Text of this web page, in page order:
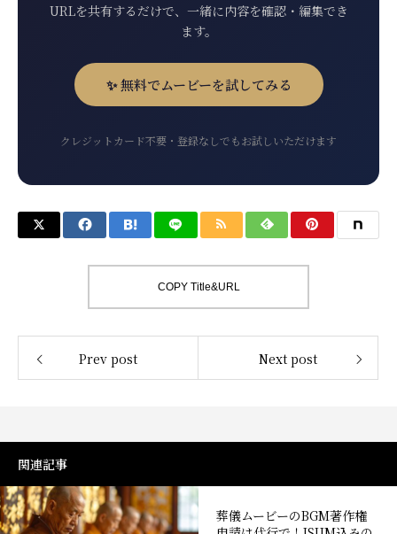
URLを共有するだけで、一緒に内容を確認・編集でき
ます。
✨ 無料でムービーを試してみる
クレジットカード不要・登録なしでもお試しいただけます
COPY Title&URL
Prev post Next post
関連記事
葬儀ムービーのBGM著作権